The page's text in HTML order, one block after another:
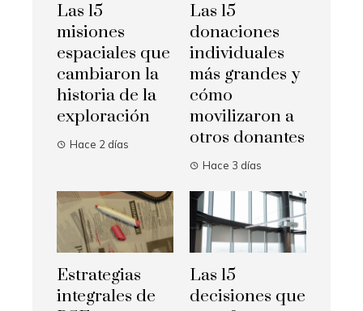
Las 15
misiones
espaciales que
cambiaron la
historia de la
exploración
Hace 2 días
Las 15
donaciones
individuales
más grandes y
cómo
movilizaron a
otros donantes
Hace 3 días
Estrategias
integrales de
Las 15
decisiones que